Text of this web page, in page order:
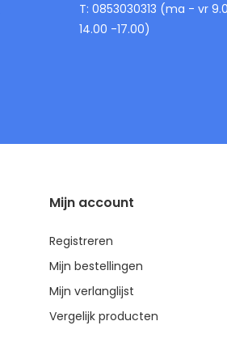
T: 0853030313 (ma - vr
14.00 -17.00)
Mijn account
Registreren
Mijn bestellingen
Mijn verlanglijst
Vergelijk producten